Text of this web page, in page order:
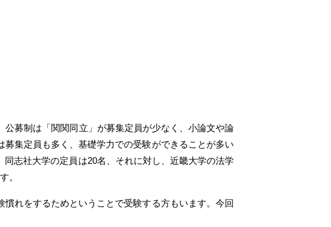
募制は「関関同立」が募集定員が少なく、小論文や論
集定員も多く、基礎学力での受験ができることが多い
志社大学の定員は20名、それに対し、近畿大学の法学
。
れをするためということで受験する方もいます。今回